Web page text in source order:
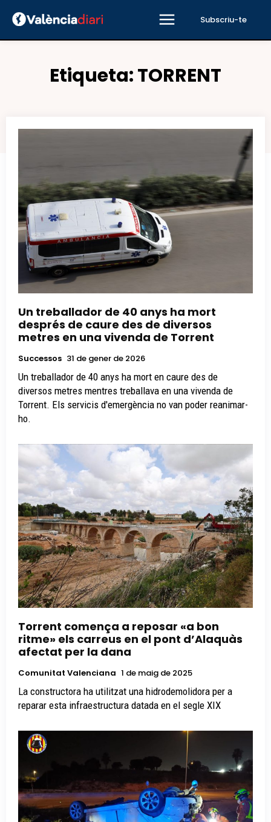
Subscriu-te
Etiqueta:TORRENT
Un treballador de 40 anys ha mort
després de caure des de diversos
metres en una vivenda de Torrent
Successos 31 de gener de 2026
Un treballador de 40 anys ha mort en caure des de
diversos metres mentres treballava en una vivenda de
Torrent. Els servicis d'emergència no van poder reanimar-
ho.
Torrent comença a reposar «a bon
ritme» els carreus en el pont d’Alaquàs
afectat per la dana
Comunitat Valenciana 1 de maig de 2025
La constructora ha utilitzat una hidrodemolidora per a
reparar esta infraestructura datada en el segle XIX